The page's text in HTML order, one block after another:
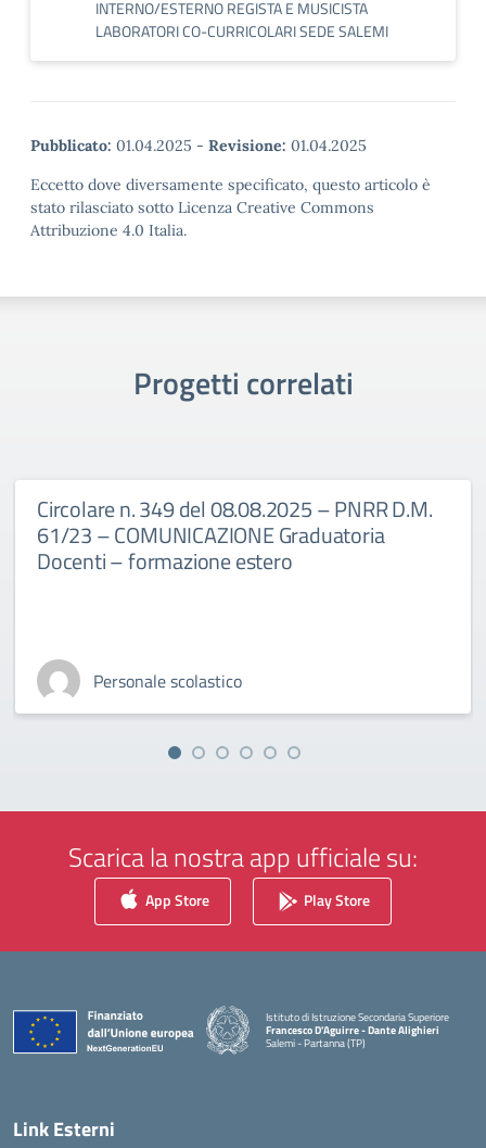
INTERNO/ESTERNO REGISTA E MUSICISTA
LABORATORI CO-CURRICOLARI SEDE SALEMI
Pubblicato: 01.04.2025 - Revisione: 01.04.2025
Eccetto dove diversamente specificato, questo articolo è
stato rilasciato sotto Licenza Creative Commons
Attribuzione 4.0 Italia.
Progetti correlati
Circolare n. 349 del 08.08.2025 – PNRR D.M.
61/23 – COMUNICAZIONE Graduatoria
Docenti – formazione estero
Personale scolastico
Scarica la nostra app ufficiale su:
App Store Play Store
Istituto di Istruzione Secondaria Superiore
Francesco D'Aguirre - Dante Alighieri
Salemi - Partanna (TP)
Link Esterni